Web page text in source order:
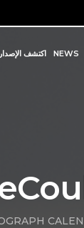
اكتشف NEWS